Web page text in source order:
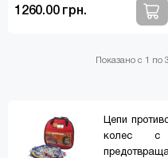
1260.00 грн.
Показано с 1 по
Цепи
колес с